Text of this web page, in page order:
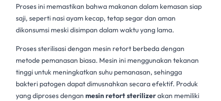
Proses ini memastikan bahwa makanan dalam kemasan siap
saji, seperti nasi ayam kecap, tetap segar dan aman
dikonsumsi meski disimpan dalam waktu yang lama.
Proses sterilisasi dengan mesin retort berbeda dengan
metode pemanasan biasa. Mesin ini menggunakan tekanan
tinggi untuk meningkatkan suhu pemanasan, sehingga
bakteri patogen dapat dimusnahkan secara efektif. Produk
yang diproses dengan mesin retort sterilizerakan memiliki